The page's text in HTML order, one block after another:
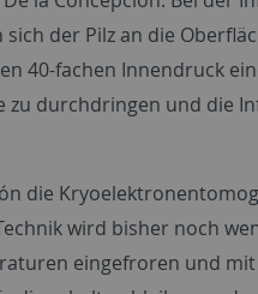
der Pilz an die
40-fachen Innendruck
zu durchdringen und die
die
wird bisher noch
eingefroren und